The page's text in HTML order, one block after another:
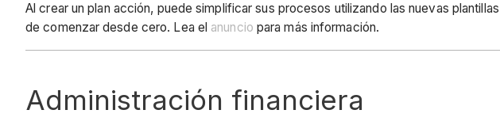
Al crear un plan acción, puede simplificar sus procesos utilizando las nuevas
de comenzar desde cero. Lea el anuncio para más información.
Administración financiera